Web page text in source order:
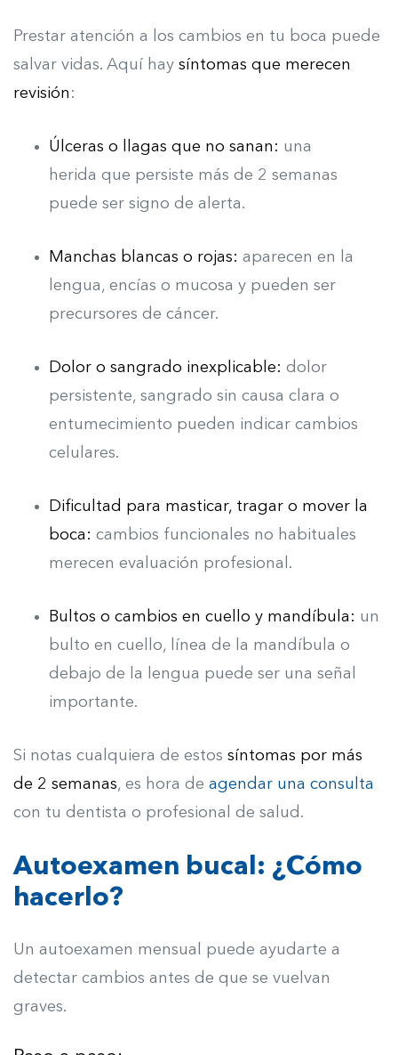
Prestar atención a los cambios en tu boca puede
salvar vidas. Aquí hay síntomas que merecen
revisión :
Úlceras o llagas que no sanan: una
herida que persiste más de 2 semanas
puede ser signo de alerta.
Manchas blancas o rojas: aparecen en la
lengua, encías o mucosa y pueden ser
precursores de cáncer.
Dolor o sangrado inexplicable: dolor
persistente, sangrado sin causa clara o
entumecimiento pueden indicar cambios
celulares.
Dificultad para masticar, tragar o mover la
boca: cambios funcionales no habituales
merecen evaluación profesional.
Bultos o cambios en cuello y mandíbula: un
bulto en cuello, línea de la mandíbula o
debajo de la lengua puede ser una señal
importante.
Si notas cualquiera de estos síntomas por más
de 2 semanas, es hora de agendar una consulta
con tu dentista o profesional de salud.
Autoexamen bucal: ¿Cómo
hacerlo?
Un autoexamen mensual puede ayudarte a
detectar cambios antes de que se vuelvan
graves.